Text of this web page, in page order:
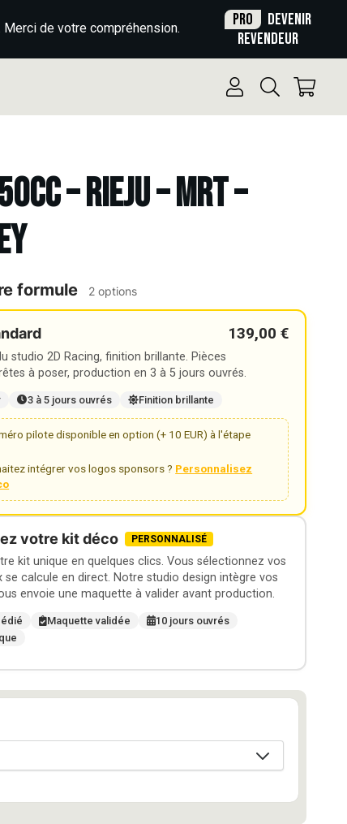
de votre compréhension. Pro
Devenir
revendeur
– RIEJU – MRT –
formule 2 options
139,00 €
studio 2D Racing, finition brillante. Pièces
à poser, production en 3 à 5 jours ouvrés.
3 à 5 jours ouvrés Finition brillante
pilote disponible en option (+ 10 EUR) à l'étape
intégrer vos logos sponsors ? Personnalisez
votre kit déco PERSONNALISÉ
kit unique en quelques clics. Vous sélectionnez vos
se calcule en direct. Notre studio design intègre vos
envoie une maquette à valider avant production.
Maquette validée
10 jours ouvrés